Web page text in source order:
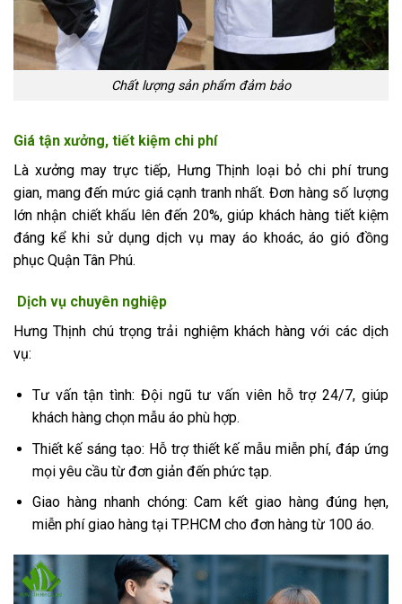
Chất lượng sản phẩm đảm bảo
Giá tận xưởng, tiết kiệm chi phí
Là xưởng may trực tiếp, Hưng Thịnh loại bỏ chi phí trung
gian, mang đến mức giá cạnh tranh nhất. Đơn hàng số lượng
lớn nhận chiết khấu lên đến 20%, giúp khách hàng tiết kiệm
đáng kể khi sử dụng dịch vụ may áo khoác, áo gió đồng
phục Quận Tân Phú.
Dịch vụ chuyên nghiệp
Hưng Thịnh chú trọng trải nghiệm khách hàng với các dịch
vụ:
Tư vấn tận tình: Đội ngũ tư vấn viên hỗ trợ 24/7, giúp
khách hàng chọn mẫu áo phù hợp.
Thiết kế sáng tạo: Hỗ trợ thiết kế mẫu miễn phí, đáp ứng
mọi yêu cầu từ đơn giản đến phức tạp.
Giao hàng nhanh chóng: Cam kết giao hàng đúng hẹn,
miễn phí giao hàng tại TP.HCM cho đơn hàng từ 100 áo.